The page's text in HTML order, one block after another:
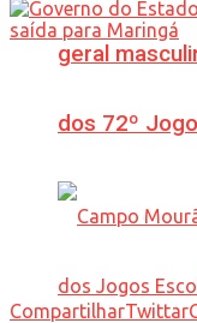
geral
dos 72º
CompartilharTwittar